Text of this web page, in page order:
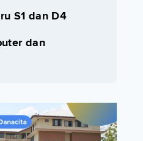
S1 dan D4
dan